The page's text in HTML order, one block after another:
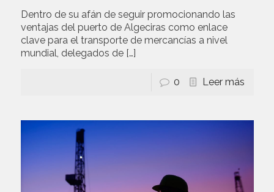
Dentro de su afán de seguir promocionando las
ventajas del puerto de Algeciras como enlace
clave para el transporte de mercancías a nivel
mundial, delegados de[…]
0 Leer más